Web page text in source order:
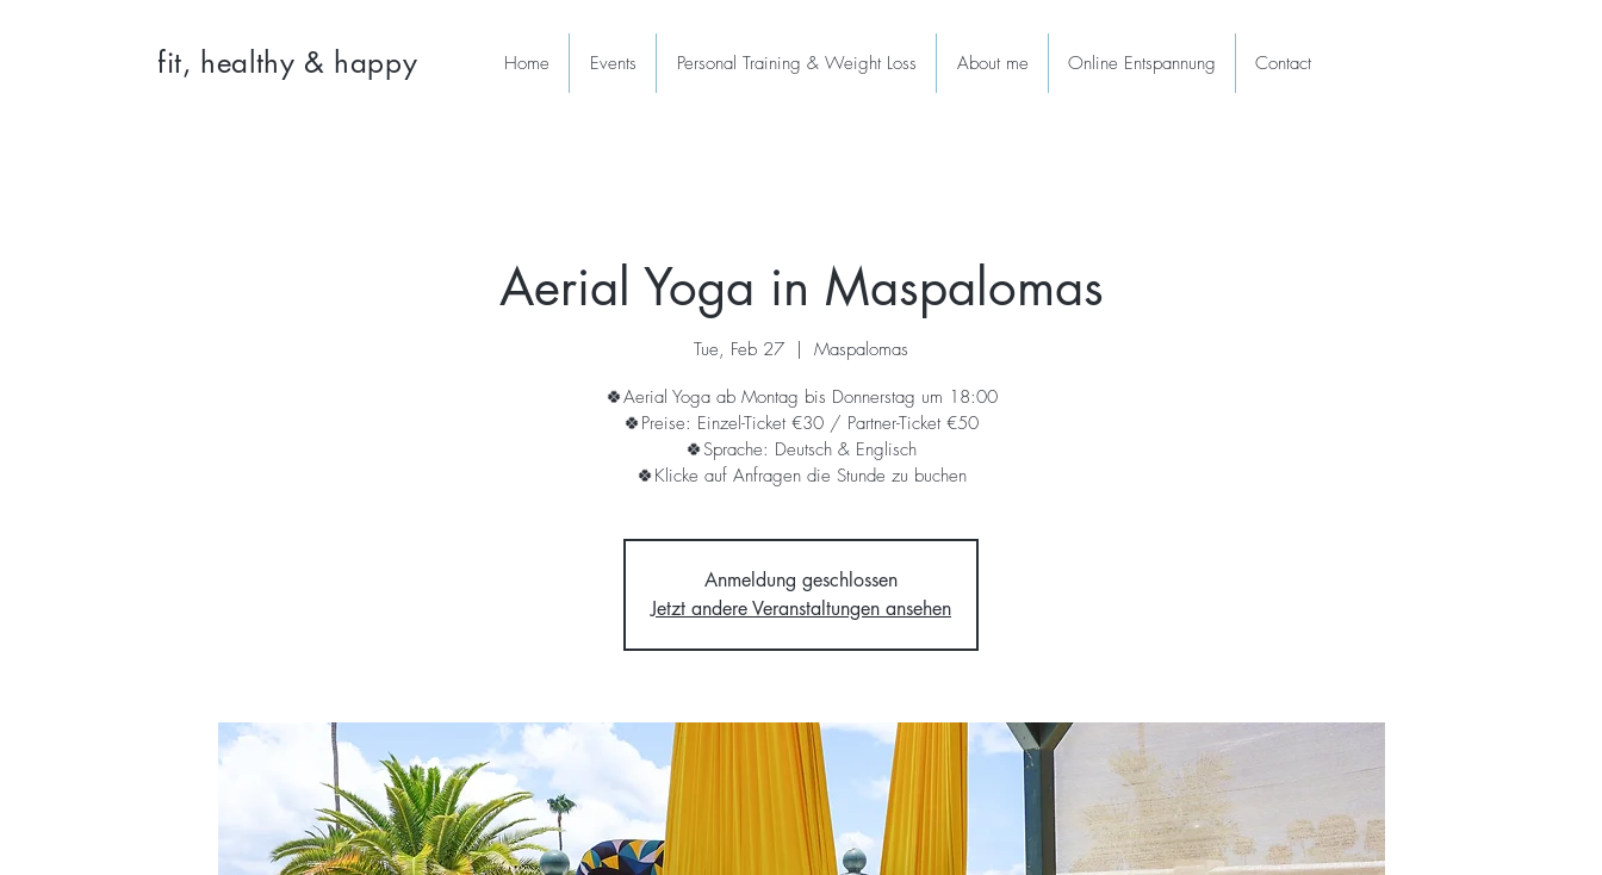
Home Events Personal Training & Weight Loss About me Online Entspannung Contact
fit, healthy & happy
Aerial Yoga in Maspalomas
Tue, Feb 27
  |
Maspalomas
🍀Aerial Yoga ab Montag bis Donnerstag um 18:00
🍀Preise: Einzel-Ticket €30 / Partner-Ticket €50
🍀Sprache: Deutsch & Englisch
🍀Klicke auf Anfragen die Stunde zu buchen
Anmeldung geschlossen
Jetzt andere Veranstaltungen ansehen